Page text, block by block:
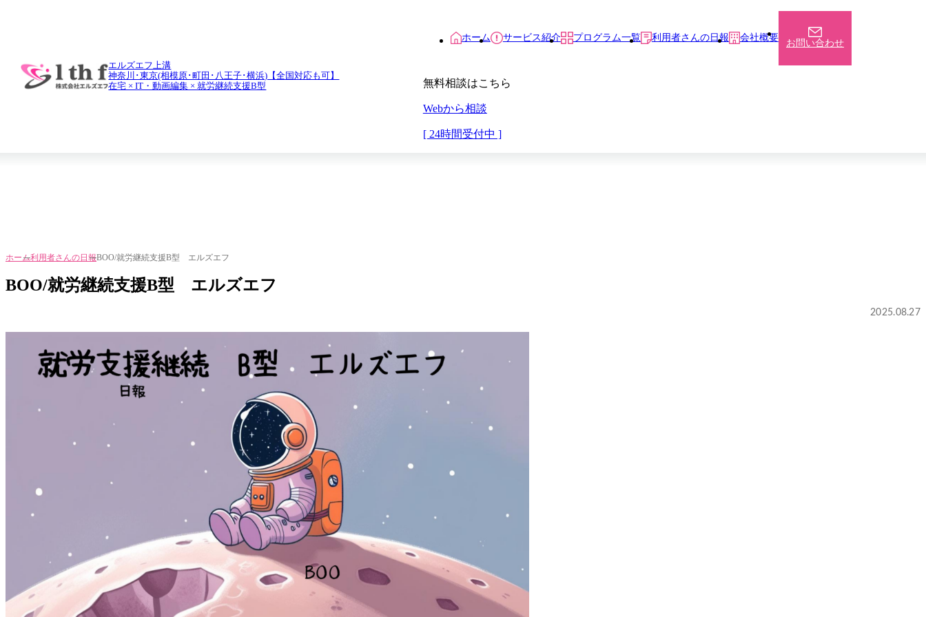
エルズエフ上溝
神奈川･東京(相模原･町田･八王子･横浜)【全国対応も可】
在宅 × IT・動画編集 × 就労継続支援B型
ホーム サービス紹介 プログラム一覧 利用者さんの日報 会社概要 お問い合わせ
無料相談はこちら
Webから相談
[ 24時間受付中 ]
ホーム利用者さんの日報BOO/就労継続支援B型 エルズエフ
BOO/就労継続支援B型 エルズエフ
2025.08.27